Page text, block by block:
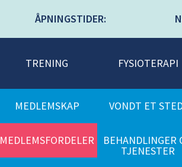
ÅPNINGSTIDER:
TRENING
MEDLEMSKAP
MEDLEMSFORDELER
FYSIOTERAPI
VONDT ET
BEHANDLINGER
TJENESTER